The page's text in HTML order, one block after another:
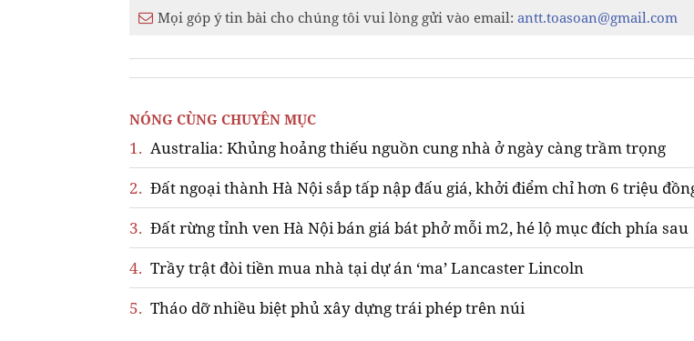
Mọi góp ý tin bài cho chúng tôi vui lòng gửi vào email: antt.toasoan@gmail.com
NÓNG CÙNG CHUYÊN MỤC
1. Australia: Khủng hoảng thiếu nguồn cung nhà ở ngày càng trầm trọng
2. Đất ngoại thành Hà Nội sắp tấp nập đấu giá, khởi điểm chỉ hơn 6 triệu
3. Đất rừng tỉnh ven Hà Nội bán giá bát phở mỗi m2, hé lộ mục đích phía sau
4. Trầy trật đòi tiền mua nhà tại dự án ‘ma’ Lancaster Lincoln
5. Tháo dỡ nhiều biệt phủ xây dựng trái phép trên núi